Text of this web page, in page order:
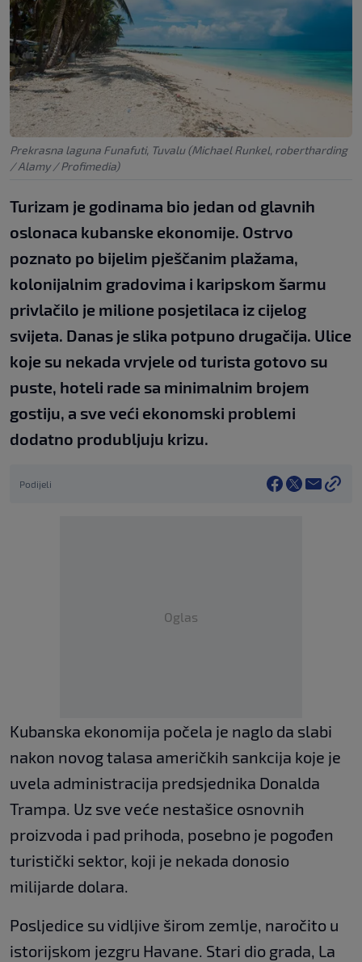
Prekrasna laguna Funafuti, Tuvalu (Michael Runkel, robertharding
/ Alamy / Profimedia)
Turizam je godinama bio jedan od glavnih
oslonaca kubanske ekonomije. Ostrvo
poznato po bijelim pješčanim plažama,
kolonijalnim gradovima i karipskom šarmu
privlačilo je milione posjetilaca iz cijelog
svijeta. Danas je slika potpuno drugačija. Ulice
koje su nekada vrvjele od turista gotovo su
puste, hoteli rade sa minimalnim brojem
gostiju, a sve veći ekonomski problemi
dodatno produbljuju krizu.
Podijeli
Oglas
Kubanska ekonomija počela je naglo da slabi
nakon novog talasa američkih sankcija koje je
uvela administracija predsjednika Donalda
Trampa. Uz sve veće nestašice osnovnih
proizvoda i pad prihoda, posebno je pogođen
turistički sektor, koji je nekada donosio
milijarde dolara.
Posljedice su vidljive širom zemlje, naročito u
istorijskom jezgru Havane. Stari dio grada, La